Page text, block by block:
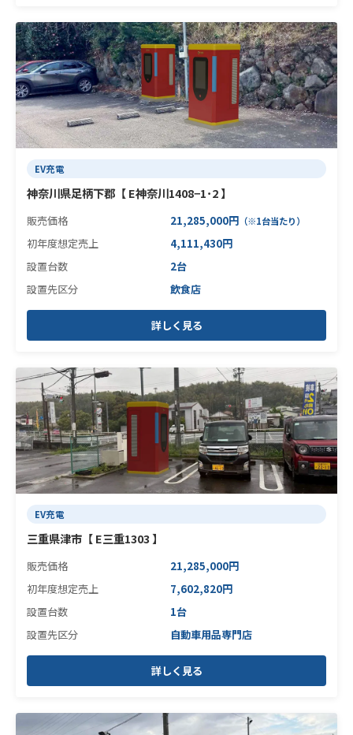
EV充電
神奈川県足柄下郡【 E神奈川1408−1･2 】
販売価格 21,285,000円 （※1台当たり）
初年度想定売上
4,111,430円
設置台数
2台
設置先区分
飲食店
詳しく見る
EV充電
三重県津市【 E三重1303 】
販売価格
21,285,000円
初年度想定売上
7,602,820円
設置台数
1台
設置先区分
自動車用品専門店
詳しく見る